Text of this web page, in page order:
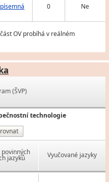
písemná 0 Ne
OV probíhá v reálném
(ŠVP)
technologie
povinných
jazyků Vyučované jazyky